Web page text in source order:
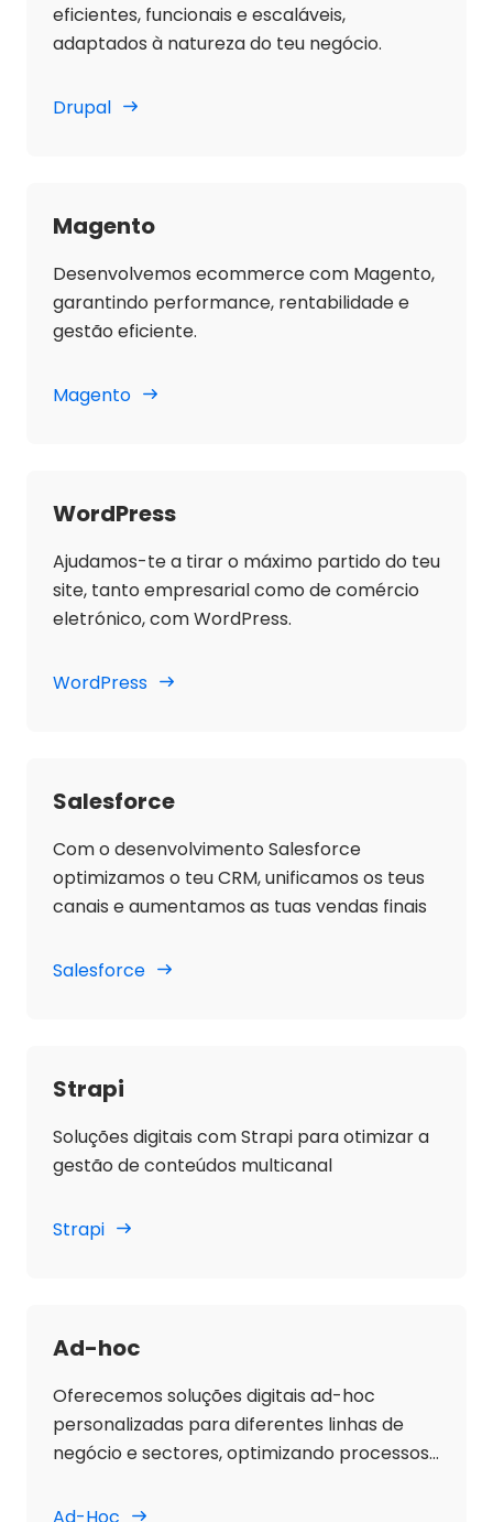
eficientes, funcionais e escaláveis,
adaptados à natureza do teu negócio.
Drupal
Magento
Desenvolvemos ecommerce com Magento,
garantindo performance, rentabilidade e
gestão eficiente.
Magento
WordPress
Ajudamos-te a tirar o máximo partido do teu
site, tanto empresarial como de comércio
eletrónico, com WordPress.
WordPress
Salesforce
Com o desenvolvimento Salesforce
optimizamos o teu CRM, unificamos os teus
canais e aumentamos as tuas vendas finais
Salesforce
Strapi
Soluções digitais com Strapi para otimizar a
gestão de conteúdos multicanal
Strapi
Ad-hoc
Oferecemos soluções digitais ad-hoc
personalizadas para diferentes linhas de
negócio e sectores, optimizando processos